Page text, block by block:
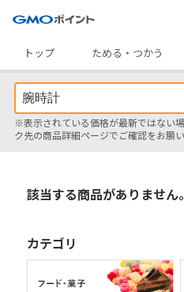
トップ
ためる・つかう
※表示されている価格が最新ではない
ク先の商品詳細ページでご確認をお願い
該当する商品がありません。
カテゴリ